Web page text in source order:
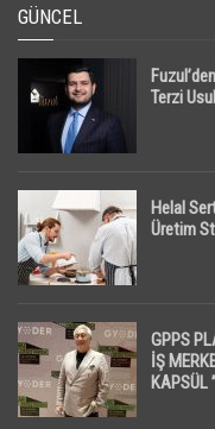
GÜNCEL
Terzi
Helal
Üretim
GPPS
İŞ
KAPSÜL